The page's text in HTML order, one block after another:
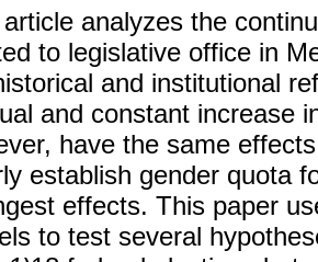
analyzes the
to legislative office in
and institutional
and constant increase
have the same
establish gender quota
effects. This paper
to test several